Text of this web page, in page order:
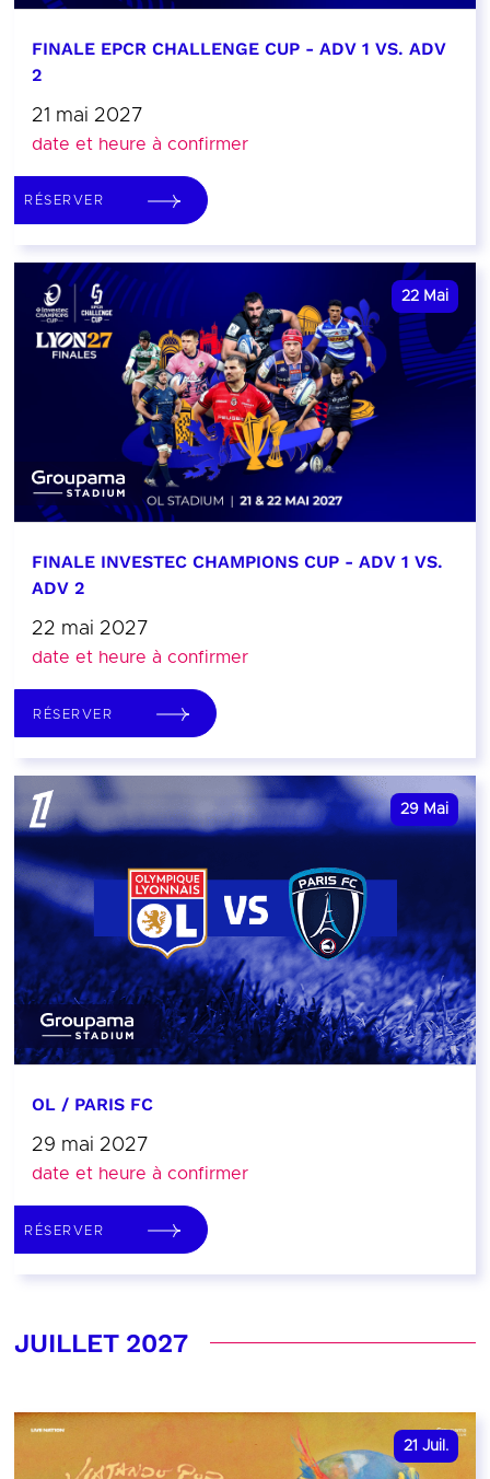
FINALE EPCR CHALLENGE CUP - ADV 1 VS. ADV
2
21 mai 2027
date et heure à confirmer
RÉSERVER
22 Mai
FINALE INVESTEC CHAMPIONS CUP - ADV 1 VS.
ADV 2
22 mai 2027
date et heure à confirmer
RÉSERVER
29 Mai
OL / PARIS FC
29 mai 2027
date et heure à confirmer
RÉSERVER
JUILLET 2027
21 Juil.